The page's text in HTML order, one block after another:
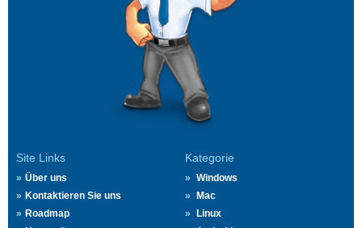
Site Links
Über uns
Kontaktieren Sie uns
Roadmap
Kategorie
Windows
Mac
Linux